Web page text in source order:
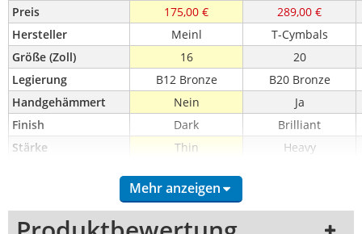
Preis 175,00 €
289,00 €
Hersteller
Meinl
T-Cymbals
Größe (Zoll)
16
20
Legierung
B12 Bronze
B20 Bronze
Handgehämmert
Nein
Ja
Finish
Dark
Brilliant
Stärke
Thin Heavy
Mehr anzeigen